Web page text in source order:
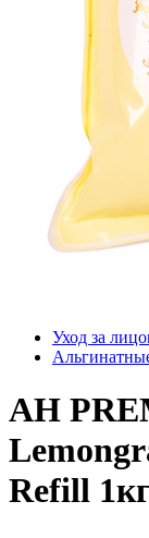
Уход за
АН
Refill